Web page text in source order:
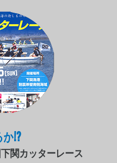
か!?
関カッターレース